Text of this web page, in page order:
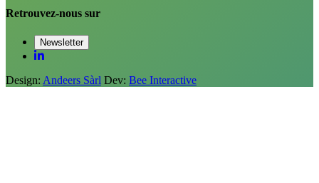
Retrouvez-nous sur
Newsletter
Design: Andeers Sàrl Dev: Bee Interactive